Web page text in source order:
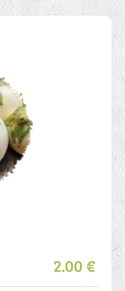
2.00 €